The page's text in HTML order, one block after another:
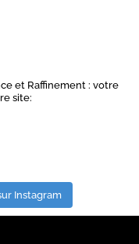
et Raffinement : votre
site:
Instagram